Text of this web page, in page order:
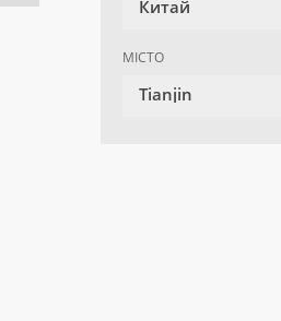
Китай
МІСТО
Tianjin